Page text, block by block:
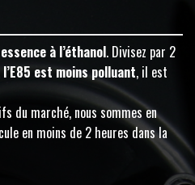
à l’éthanol. Divisez par 2
l’E85 est moins polluant, il est
du marché, nous sommes en
en moins de 2 heures dans la